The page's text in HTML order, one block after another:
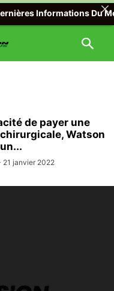
de payer une
Watson
21 janvier 2022
Informations Du